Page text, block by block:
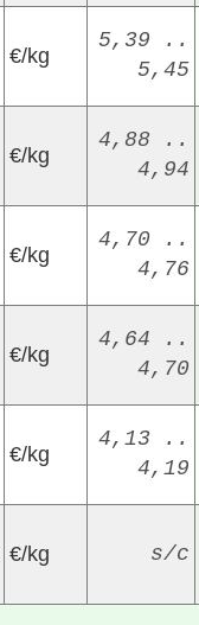
€/kg
5,39 ..
5,45
€/kg
4,88 ..
4,94
€/kg
4,70 ..
4,76
€/kg
4,64 ..
4,70
€/kg
4,13 ..
4,19
€/kg s/c